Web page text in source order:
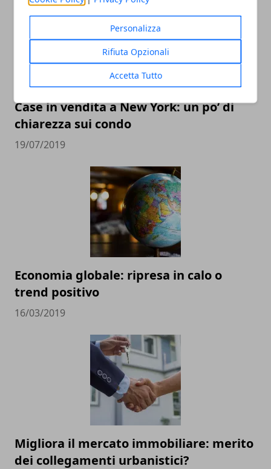
Personalizza
Rifiuta Opzionali
Accetta Tutto
Case in vendita a New York: un po’ di
chiarezza sui condo
19/07/2019
Economia globale: ripresa in calo o
trend positivo
16/03/2019
Migliora il mercato immobiliare: merito
dei collegamenti urbanistici?